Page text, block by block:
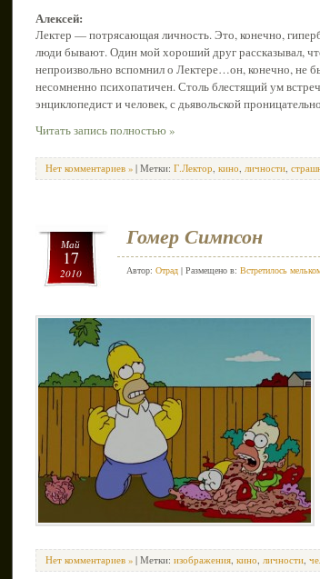
Алексей:
Лектер — потрясающая личность. Это, конечно,
люди бывают. Один мой хороший друг рассказывал,
непроизвольно вспомнил о Лектере…он, конечно, не
несомненно психопатичен. Столь блестящий ум
энциклопедист и человек, с дьявольской
Читать запись полностью »
Нет комментариев » | Метки: Г.Лектор, кино, личности,
Май
17
2010
Гомер Симпсон
Автор: Отрад | Размещено в: Встретилось
Нет комментариев » | Метки: изображения, кино, личности,